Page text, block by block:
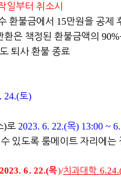
일부터 취소시
환불금에서 15만원을 공제
은 책정된 환불금액의 90%
퇴사 환불 종료
24.(토)
)로 2023. 6. 22.(목) 13:00 ~
있도록 룸메이트 자리에는
2023. 6. 22.(목)/치과대학